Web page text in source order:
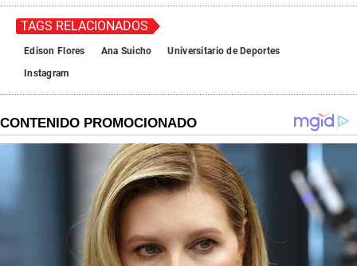
TAGS RELACIONADOS
Edison Flores Ana Suicho
Universitario de Deportes
Instagram